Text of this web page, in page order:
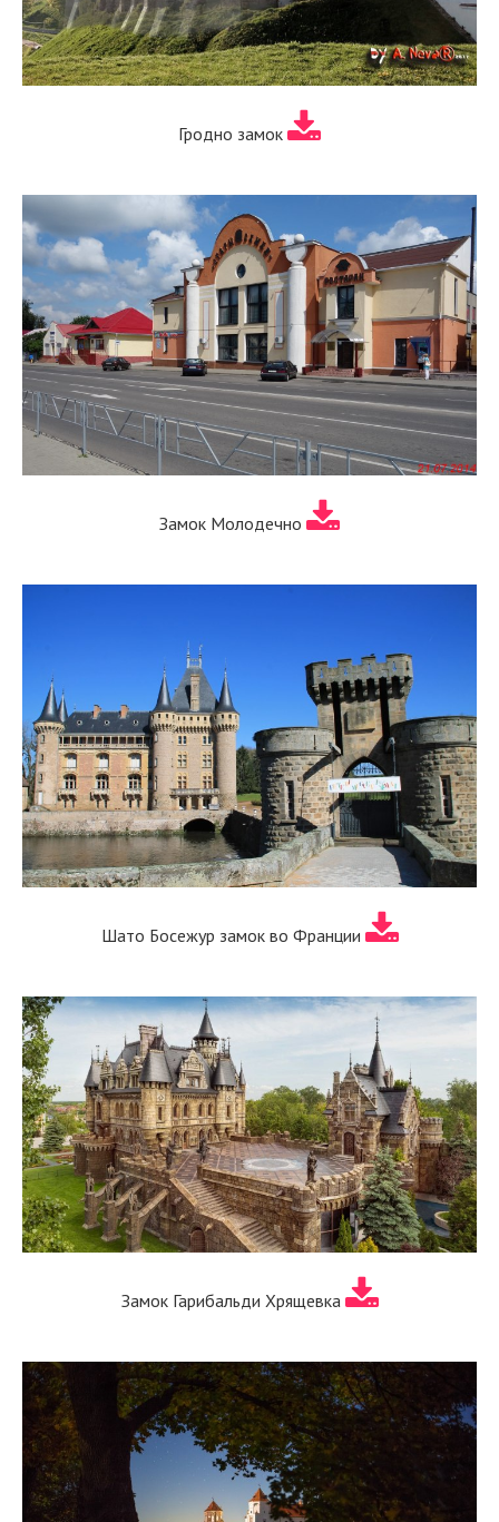
Гродно замок
Замок Молодечно
Шато Босежур замок во Франции
Замок Гарибальди Хрящевка